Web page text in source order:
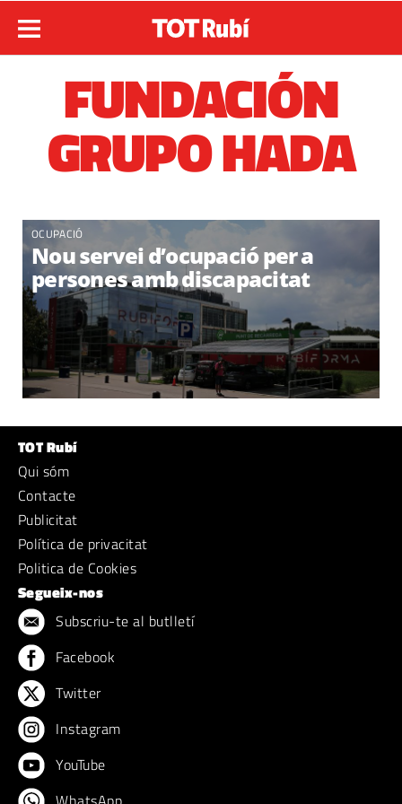
FUNDACIÓN
GRUPO HADA
OCUPACIÓ
Nou servei d’ocupació per a
persones amb discapacitat
TOT Rubí
Qui sóm
Contacte
Publicitat
Política de privacitat
Politica de Cookies
Segueix-nos
Subscriu-te al butlletí
Facebook
Twitter
Instagram
YouTube